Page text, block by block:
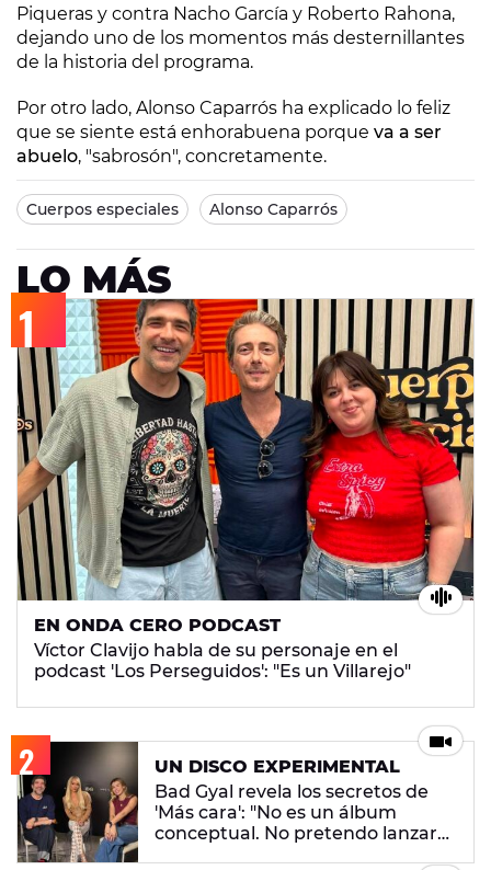
Piqueras y contra Nacho García y Roberto Rahona,
dejando uno de los momentos más desternillantes
de la historia del programa.
Por otro lado, Alonso Caparrós ha explicado lo feliz
que se siente está enhorabuena porque va a ser
abuelo, "sabrosón", concretamente.
Cuerpos especiales Alonso Caparrós
LO MÁS
EN ONDA CERO PODCAST
Víctor Clavijo habla de su personaje en el
podcast 'Los Perseguidos': "Es un Villarejo"
UN DISCO EXPERIMENTAL
Bad Gyal revela los secretos de
'Más cara': "No es un álbum
conceptual. No pretendo lanzar